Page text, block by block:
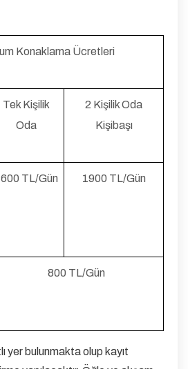
Konaklama Ücretleri
Tek Kişilik
Oda
2 Kişilik Oda
Kişibaşı
TL/Gün 1900 TL/Gün
800 TL/Gün
yer bulunmakta olup kayıt